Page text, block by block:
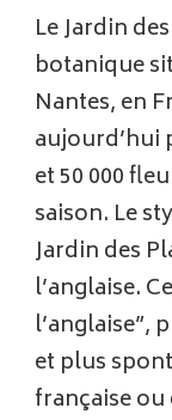
Le Jardin
botanique
Nantes, en
aujourd’hui
et 50 000
saison. Le
Jardin des
l’anglaise.
l’anglaise”,
et plus
française ou